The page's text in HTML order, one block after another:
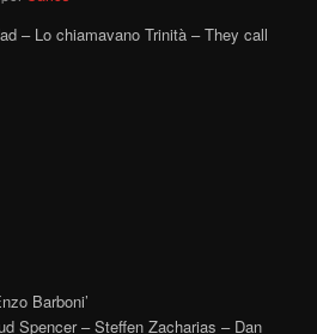
– Lo chiamavano Trinità – They call
Barboni’
Spencer – Steffen Zacharias – Dan